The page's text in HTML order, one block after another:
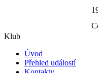
Klub
Úvod
Přehled událostí